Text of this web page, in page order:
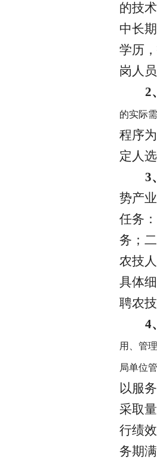
的技
中长
学历
岗人
2
的实际
程序
定人
3
势产
任务
务；
农技
具体
聘农
4
用、管
局单位
以服
采取
行绩
务期